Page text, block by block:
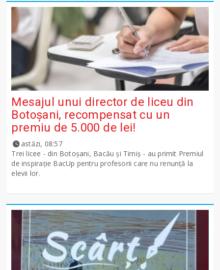
Mesajul unui director de liceu din
Botoșani, recompensat cu un
premiu de 5.000 de lei!
astăzi, 08:57
Trei licee - din Botoșani, Bacău și Timiș - au primit Premiul
de inspirație BacUp pentru profesorii care nu renunță la
elevii lor.